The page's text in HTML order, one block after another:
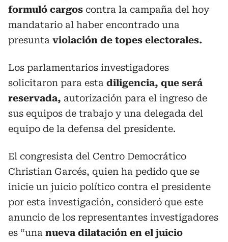
formuló cargos contra la campaña del hoy
mandatario al haber encontrado una
presunta violación de topes electorales.
Los parlamentarios investigadores
solicitaron para esta diligencia, que será
reservada, autorización para el ingreso de
sus equipos de trabajo y una delegada del
equipo de la defensa del presidente.
El congresista del Centro Democrático
Christian Garcés, quien ha pedido que se
inicie un juicio político contra el presidente
por esta investigación, consideró que este
anuncio de los representantes investigadores
es “una nueva dilatación en el juicio